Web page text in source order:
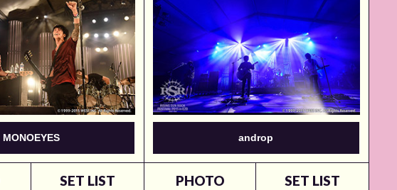
MONOEYES
SET LIST
androp
PHOTO SET LIST